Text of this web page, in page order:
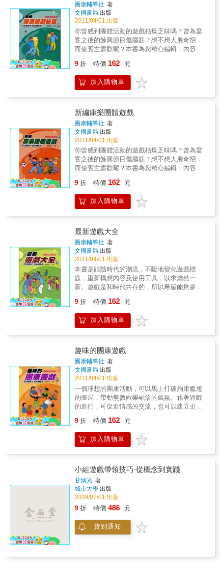
團康輔導社 著
文國書局 出版
2011/04/01 出版
你曾感到團體活動的遊戲枯燥乏味嗎？曾為宴
客之後的餘興節目傷腦筋？想不想大展奇招，
而使賓主盡歡呢？本書為您精心編輯，內容有
破僵局，帶起歡熱氣氛。凡是喜愛娛樂消遣的
朋友，本書是最佳的選擇。
9 折 特價 162 元
加入購物車
新編康樂團體遊戲
團康輔導社 著
文國書局 出版
2011/04/01 出版
你曾感到團體活動的遊戲枯燥乏味嗎？曾為宴
客之後的餘興節目傷腦筋？想不想大展奇招，
而使賓主盡歡呢？本書為您精心編輯，內容有
破僵局，帶起歡熱氣氛。凡是喜愛娛樂消遣的
朋友，本書是最佳的選擇。
9 折 特價 162 元
加入購物車
最新遊戲大全
團康輔導社 著
文國書局 出版
2011/04/01 出版
本書是跟隨時代的潮流，不斷地變化遊戲標
題，重新構想內容及使用工具，以求煥然一
新。遊戲是和時代共存的，所以希望能夠參考
語，取一些來作標題，再思索適合此標題的遊
戲內容，這是啟發製作遊戲靈感的方法之一。
再者，從週邊生活常見的用具，想出使用這種
完成的簡單性，以及安全和經費能盡量節省等
條件。
9 折 特價 162 元
加入購物車
趣味的團康遊戲
團康輔導社 著
文國書局 出版
2011/04/01 出版
一個理想的團康活動，可以馬上打破拘束尷尬
的僵局，帶動無數歡樂融洽的氣氛。藉著遊戲
的進行，可促進情感的交流，也可以建立更圓
露營」時的趣味遊戲，內容以健康、活躍、簡
易為主，隨興之所至，愛怎麼玩，就怎麼玩。
約有百十種的遊戲，種類繁多，絕無冷場，誠
9 折 特價 162 元
加入購物車
小組遊戲帶領技巧-從概念到實踐
甘炳光 著
城市大學 出版
2009/07/01 出版
9 折 特價 486 元
貨到通知